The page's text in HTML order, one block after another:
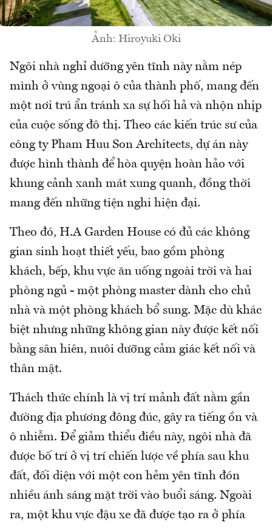
Ảnh: Hiroyuki Oki
Ngôi nhà nghỉ dưỡng yên tĩnh này nằm nép
mình ở vùng ngoại ô của thành phố, mang đến
một nơi trú ẩn tránh xa sự hối hả và nhộn nhịp
của cuộc sống đô thị. Theo các kiến trúc sư của
công ty Pham Huu Son Architects, dự án này
được hình thành để hòa quyện hoàn hảo với
khung cảnh xanh mát xung quanh, đồng thời
mang đến những tiện nghi hiện đại.
Theo đó, H.A Garden House có đủ các không
gian sinh hoạt thiết yếu, bao gồm phòng
khách, bếp, khu vực ăn uống ngoài trời và hai
phòng ngủ - một phòng master dành cho chủ
nhà và một phòng khách bổ sung. Mặc dù khác
biệt nhưng những không gian này được kết nối
bằng sân hiên, nuôi dưỡng cảm giác kết nối và
thân mật.
Thách thức chính là vị trí mảnh đất nằm gần
đường địa phương đông đúc, gây ra tiếng ồn và
ô nhiễm. Để giảm thiểu điều này, ngôi nhà đã
được bố trí ở vị trí chiến lược về phía sau khu
đất, đối diện với một con hẻm yên tĩnh đón
nhiều ánh sáng mặt trời vào buổi sáng. Ngoài
ra, một khu vực đậu xe đã được tạo ra ở phía